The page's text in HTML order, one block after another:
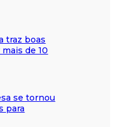
traz boas
de 10
se tornou
para